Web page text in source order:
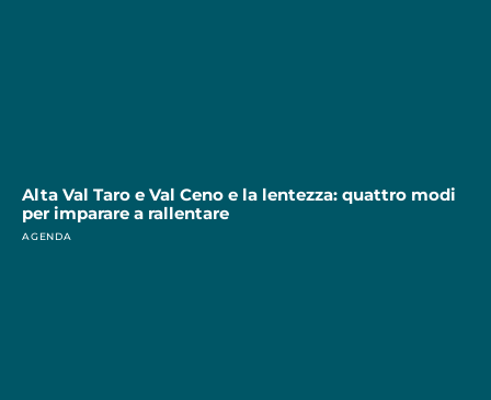
Alta Val Taro e Val Ceno e la lentezza: quattro modi
per imparare a rallentare
AGENDA